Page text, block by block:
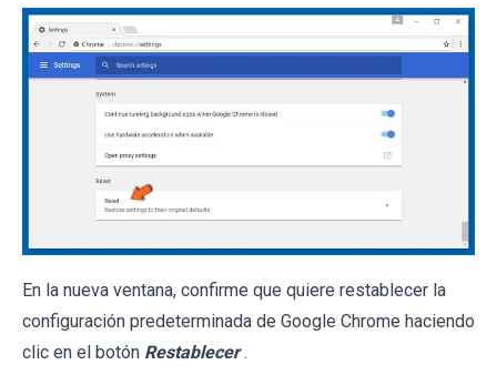
En la nueva ventana, confirme que quiere restablecer la
configuración predeterminada de Google Chrome haciendo
clic en el botón Restablecer .